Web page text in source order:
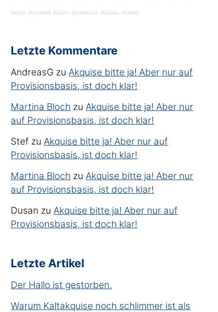
Adresse Akquisecard Achtung Akquiseanrufe Abschluss Adressen
Letzte Kommentare
AndreasG zuAkquise bitte ja! Aber nur auf
Provisionsbasis, ist doch klar!
Martina Bloch zuAkquise bitte ja! Aber nur
auf Provisionsbasis, ist doch klar!
Stef zuAkquise bitte ja! Aber nur auf
Provisionsbasis, ist doch klar!
Martina Bloch zuAkquise bitte ja! Aber nur
auf Provisionsbasis, ist doch klar!
Dusan zuAkquise bitte ja! Aber nur auf
Provisionsbasis, ist doch klar!
Letzte Artikel
Der Hallo ist gestorben.
Warum Kaltakquise noch schlimmer ist als